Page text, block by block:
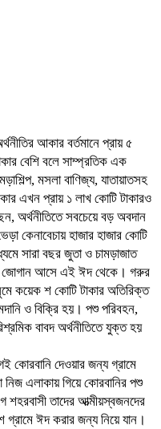
আকার বর্তমানে প্রায় ৫
বেশি বলে সাম্প্রতিক এক
মসলা বাণিজ্য, যাতায়াতসহ
এখন প্রায় ১ লাখ কোটি টাকারও
অর্থনীতিতে সবচেয়ে বড় অবদান
কেনাবেচায় হাজার হাজার কোটি
সারা বছর জুতা ও চামড়াজাত
জোগান আসে এই ঈদ থেকে। গরুর
কয়েক শ কোটি টাকার অতিরিক্ত
ও বিক্রি হয়। পশু পরিবহন,
বাবদ অর্থনীতিতে যুক্ত হয়
কোরবানি দেওয়ার জন্য গ্রামে
নিজ এলাকায় গিয়ে কোরবানির পশু
শহরবাসী তাদের আত্মীয়স্বজনদের
ঈদ করার জন্য নিয়ে যান।